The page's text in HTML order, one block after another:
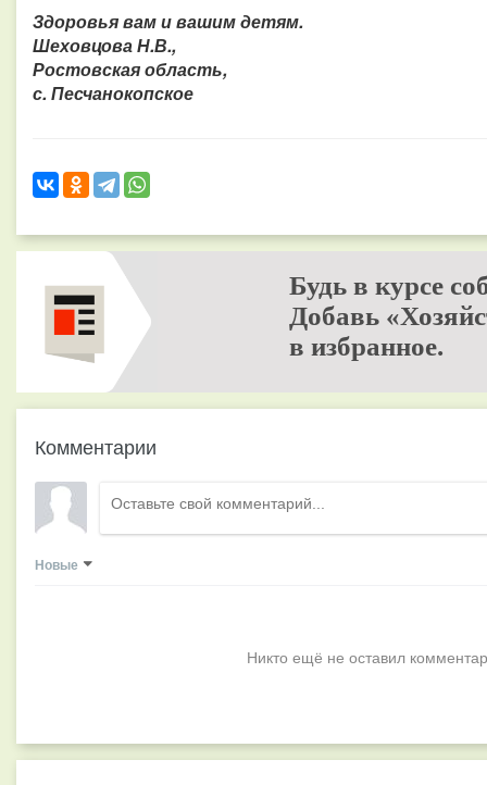
Здоровья вам и вашим детям.
Шеховцова Н.В.,
Ростовская область,
с. Песчанокопское
Будь в курсе
Добавь
в избранное.
Комментарии
Новые
Никто ещё не оставил